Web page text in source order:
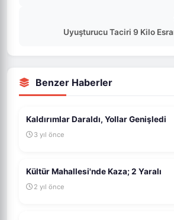
Uyuşturucu Taciri 9 Kilo
Benzer Haberler
Kaldırımlar Daraldı, Yollar Genişledi
3 yıl önce
Kültür Mahallesi'nde Kaza; 2 Yaralı
2 yıl önce